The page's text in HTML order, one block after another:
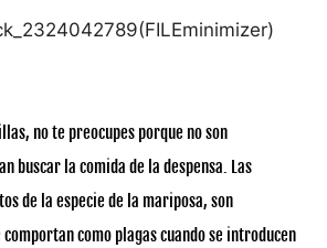
no te preocupes porque no son
buscar la comida de la despensa. Las
de la especie de la mariposa, son
como plagas cuando se introducen